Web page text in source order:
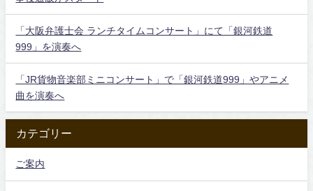
「大阪弁護士会 ランチタイムコンサート」にて「銀河鉄道
999」を演奏へ
「JR貨物音楽部ミニコンサート」で「銀河鉄道999」やアニメ
曲を演奏へ
カテゴリー
ご案内